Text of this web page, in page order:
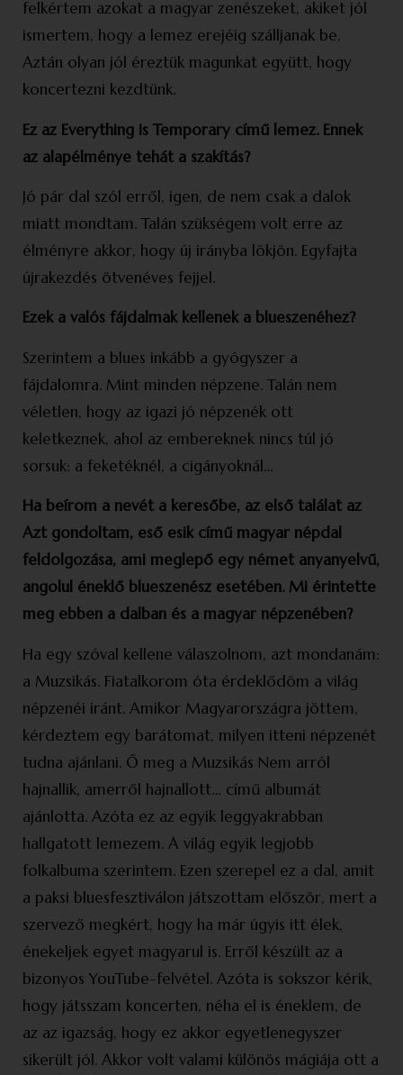
felkértem azokat a magyar zenészeket, akiket jól
ismertem, hogy a lemez erejéig szálljanak be.
Aztán olyan jól éreztük magunkat együtt, hogy
koncertezni kezdtünk.
Ez az Everything is Temporary című lemez. Ennek
az alapélménye tehát a szakítás?
Jó pár dal szól erről, igen, de nem csak a dalok
miatt mondtam. Talán szükségem volt erre az
élményre akkor, hogy új irányba lökjön. Egyfajta
újrakezdés ötvenéves fejjel.
Ezek a valós fájdalmak kellenek a blues­zenéhez?
Szerintem a blues inkább a gyógyszer a
fájdalomra. Mint minden népzene. Talán nem
véletlen, hogy az igazi jó népzenék ott
keletkeznek, ahol az embereknek nincs túl jó
sorsuk: a feketéknél, a cigányoknál…
Ha beírom a nevét a keresőbe, az első találat az
Azt gondoltam, eső esik című magyar népdal
feldolgozása, ami meglepő egy német anyanyelvű,
angolul éneklő blueszenész esetében. Mi érintette
meg ebben a dalban és a magyar népzenében?
Ha egy szóval kellene válaszolnom, azt mondanám:
a Muzsikás. Fiatalkorom óta érdeklődöm a világ
népzenéi iránt. Amikor Magyarországra jöttem,
kérdeztem egy barátomat, milyen itteni népzenét
tudna ajánlani. Ő meg a Muzsikás Nem arról
hajnallik, amerről hajnallott… című albumát
ajánlotta. Azóta ez az egyik leggyakrabban
hallgatott lemezem. A világ egyik legjobb
folkalbuma szerintem. Ezen szerepel ez a dal, amit
a paksi bluesfesztiválon játszottam először, mert a
szervező megkért, hogy ha már úgyis itt élek,
énekeljek egyet magyarul is. Erről készült az a
bizonyos YouTube-felvétel. Azóta is sokszor kérik,
hogy játsszam koncerten, néha el is éneklem, de
az az igazság, hogy ez akkor egyetlenegyszer
sikerült jól. Akkor volt valami különös mágiája ott a